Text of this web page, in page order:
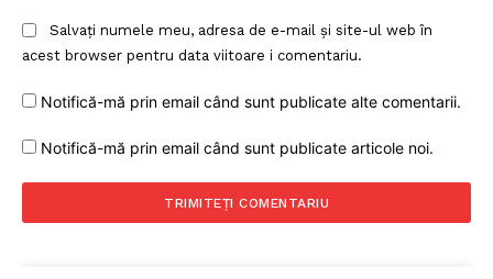
Salvați numele meu, adresa de e-mail și site-ul web în
acest browser pentru data viitoare i comentariu.
Notifică-mă prin email când sunt publicate alte comentarii.
Notifică-mă prin email când sunt publicate articole noi.